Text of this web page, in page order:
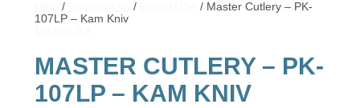
/ /
/ Master Cutlery – PK-
107LP – Kam Kniv
MASTER CUTLERY – PK-
107LP – KAM KNIV